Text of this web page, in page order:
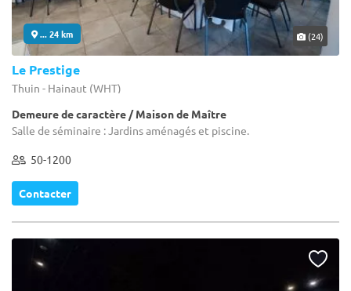
... 24 km (24)
Le Prestige
Thuin - Hainaut (WHT)
Demeure de caractère / Maison de Maître
Salle de séminaire : Jardins aménagés et piscine.
50-1200
Contacter